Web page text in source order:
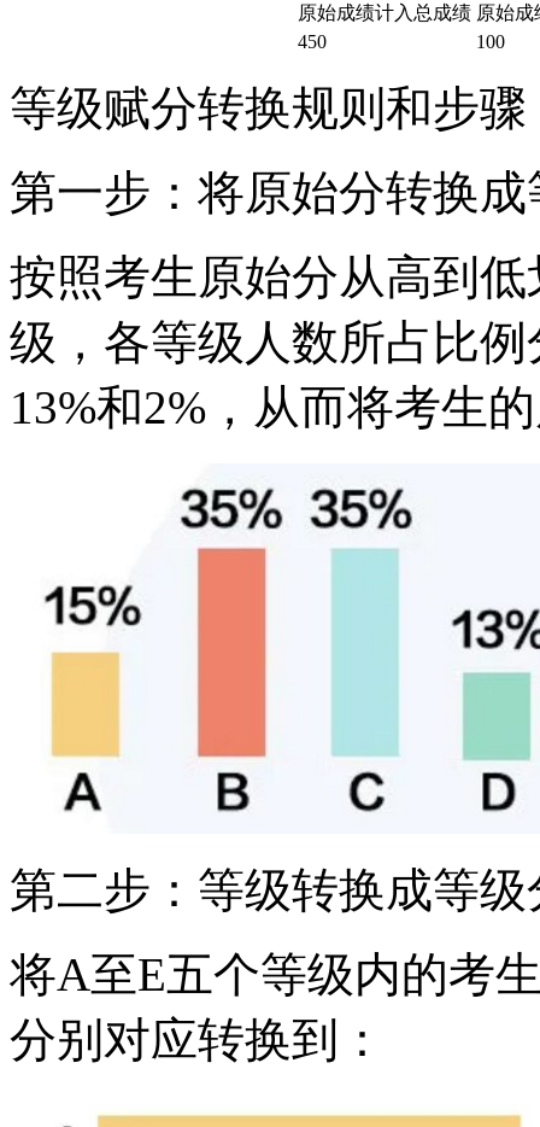
原始成绩计入总成绩 原始成
450
100
等级赋分转换规则和步骤
第一步：将原始分转换成
按照考生原始分从高到
级，各等级人数所占比例
13%和2%，从而将考生
第二步：等级转换成等级
将A至E五个等级内的考
分别对应转换到：